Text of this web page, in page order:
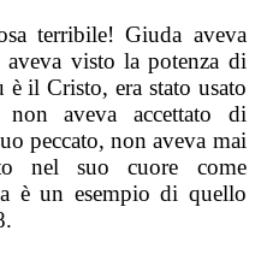
terribile! Giuda aveva
aveva visto la potenza di
il Cristo, era stato usato
aveva accettato di
peccato, non aveva mai
nel suo cuore come
è un esempio di quello